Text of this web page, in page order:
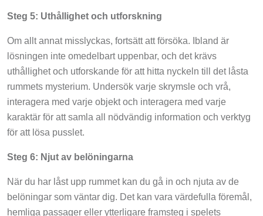
Steg 5: Uthållighet och utforskning
Om allt annat misslyckas, fortsätt att försöka. Ibland är
lösningen inte omedelbart uppenbar, och det krävs
uthållighet och utforskande för att hitta nyckeln till det låsta
rummets mysterium. Undersök varje skrymsle och vrå,
interagera med varje objekt och interagera med varje
karaktär för att samla all nödvändig information och verktyg
för att lösa pusslet.
Steg 6: Njut av belöningarna
När du har låst upp rummet kan du gå in och njuta av de
belöningar som väntar dig. Det kan vara värdefulla föremål,
hemliga passager eller ytterligare framsteg i spelets